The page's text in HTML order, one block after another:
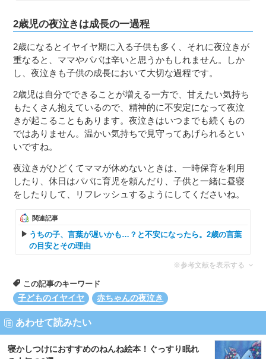
2歳児の夜泣きは成長の一過程
2歳になるとイヤイヤ期に入る子供も多く、それに夜泣きが
重なると、ママやパパは辛いと思うかもしれません。しか
し、夜泣きも子供の成長において大切な過程です。
2歳児は自分でできることが増える一方で、甘えたい気持ち
もたくさん抱えているので、精神的に不安定になって夜泣
きが起こることもあります。夜泣きはいつまでも続くもの
ではありません。温かい気持ちで見守ってあげられるとい
いですね。
夜泣きがひどくてママが休めないときは、一時保育を利用
したり、休日はパパに育児を頼んだり、子供と一緒に昼寝
をしたりして、リフレッシュするようにしてくださいね。
関連記事
うちの子、言葉が遅いかも…？と不安になったら。2歳の言葉
の目安とその理由
※参考文献を表示する
この記事のキーワード
子どものイヤイヤ
赤ちゃんの夜泣き
あわせて読みたい
寝かしつけにおすすめのねんね絵本！ぐっすり眠れ